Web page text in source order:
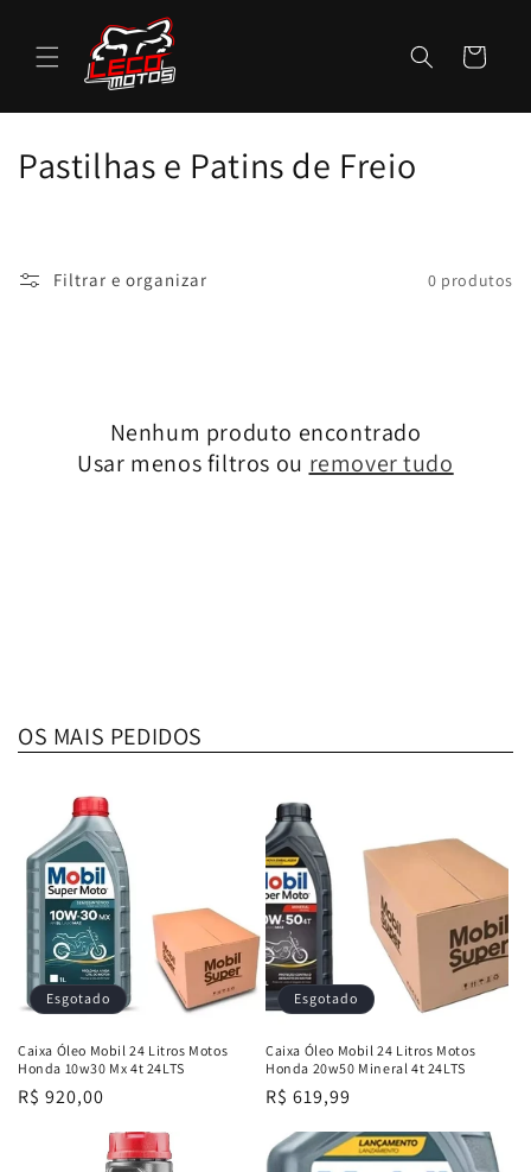
conteúdo
Carrinho
C
e
Pastilhas e Patins de Freio
Filtrar e organizar 0 produtos
Nenhum produto encontrado
Usar menos filtros ou remover tudo
OS MAIS PEDIDOS
Esgotado
Caixa Óleo Mobil 24 Litros Motos
Honda 10w30 Mx 4t 24LTS
Preço
R$ 920,00
Esgotado
Caixa Óleo Mobil 24 Litros Motos
Honda 20w50 Mineral 4t 24LTS
Preço
R$ 619,99